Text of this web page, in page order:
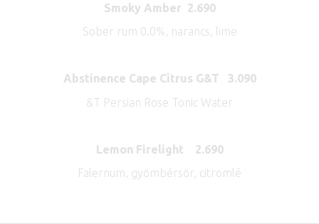
Smoky Amber 2.690
Sober rum 0.0%, narancs, lime
Abstinence Cape Citrus G&T 3.090
&T Persian Rose Tonic Water
Lemon Firelight 2.690
Falernum, gyömbérsör, citromlé